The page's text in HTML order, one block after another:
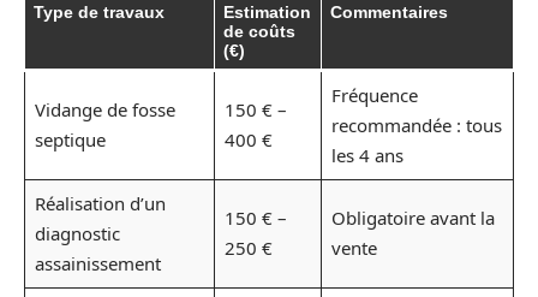
Type de travaux
Estimation
de coûts
(€)
Commentaires
Vidange de fosse
septique
150 € –
400 €
Fréquence
recommandée : tous
les 4 ans
Réalisation d’un
diagnostic
assainissement
150 € –
250 €
Obligatoire avant la
vente